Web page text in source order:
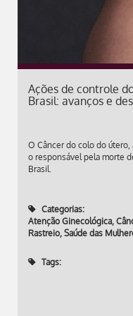
Ações de controle
Brasil: avanços e
O Câncer do colo do
o responsável pela morte
Brasil.
Categorias:
Atenção Ginecológica,
Rastreio, Saúde das
Tags: